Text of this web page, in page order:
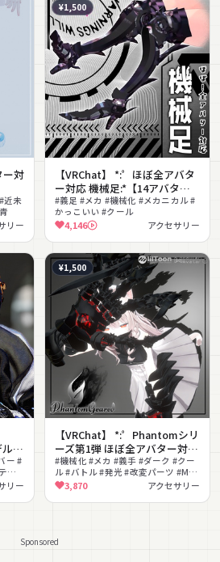
対
近未
リー
¥1,500
【VRChat】 *:゜ほぼ全アバタ
ー対応 機械足:*【14アバター
セットアップ済み全部入り】
#義足 #メカ #機械化 #メカニカル #
かっこいい #クール
4,146 アクセサリー
衣
ー #
ッ
リー
¥1,500
【VRChat】 *:゜Phantomシリ
ーズ第1弾 ほぼ全アバター対応
機械の義手
PhantomGeared*【20アバタ
ーセットアップ済み全部入
り】
#機械化 #メカ #義手 #ダーク #クー
ル #バトル #発光 #改変パーツ #MA
対応 #厨二病
3,870 アクセサリー
Sponsored